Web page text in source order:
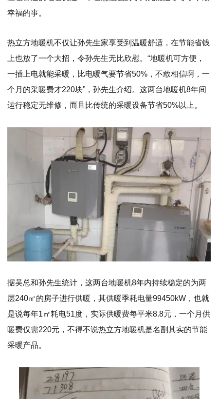
幸福的事。
热立方地暖机不仅让孙先生家享受到温暖舒适，在节能省钱
上也放了一个大招，令孙先生无比欣慰。“地暖机可方便，
一插上电就能采暖，比电暖气要节省50%，不敢相信啊，一
个月的采暖费才220块”，孙先生介绍。这两台地暖机8年间
运行稳定无维修，而且比传统的采暖设备节省50%以上。
据吴总和孙先生统计，这两台地暖机8年内持续稳定的为两
层240㎡的房子进行供暖，其供暖季耗电量99450kW，也就
是说每年1㎡耗电51度，实际供暖费每平米8.8元，一个月供
暖费仅需220元，不得不说热立方地暖机是名副其实的节能
采暖产品。